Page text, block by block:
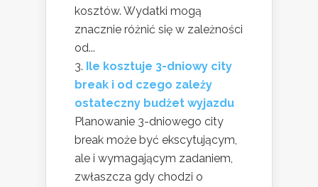
kosztów. Wydatki mogą
znacznie różnić się w zależności
od...
Ile kosztuje 3-dniowy city
break i od czego zależy
ostateczny budżet wyjazdu
Planowanie 3-dniowego city
break może być ekscytującym,
ale i wymagającym zadaniem,
zwłaszcza gdy chodzi o